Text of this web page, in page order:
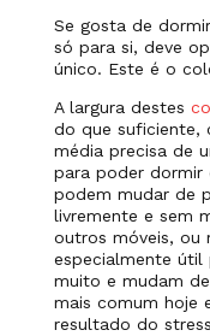
Se gosta de
só para si, deve
único. Este é o
A largura destes
do que suficiente,
média precisa de
para poder dormir
podem mudar de
livremente e sem
outros móveis, ou
especialmente útil
muito e mudam
mais comum hoje
resultado do